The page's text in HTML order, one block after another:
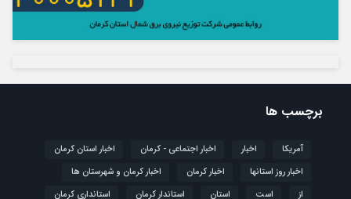
برچسب ها
آمریکا اخبار اخبار اجتماعی - کرمان
اخبار استان کرمان
اخبار روز استانها
اخبار کرمان
اخبار کرمان و شهرستان ها
از
است استان استاندار کرمان
استانداری کرمان